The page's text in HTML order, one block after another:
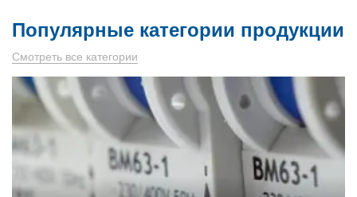
Популярные категории продукции
Смотреть все категории